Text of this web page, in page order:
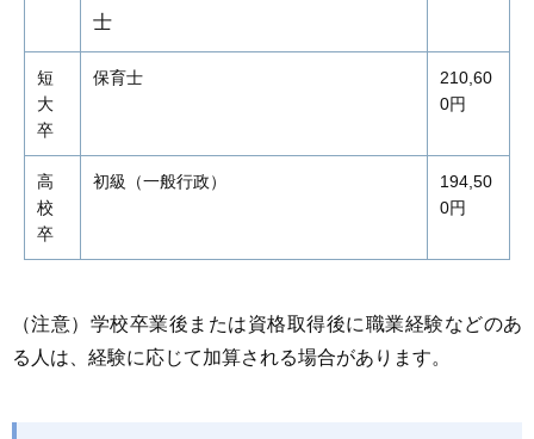
士
短
大
卒
保育士
210,60
0円
高
校
卒
初級（一般行政）
194,50
0円
（注意）学校卒業後または資格取得後に職業経験などのあ
る人は、経験に応じて加算される場合があります。